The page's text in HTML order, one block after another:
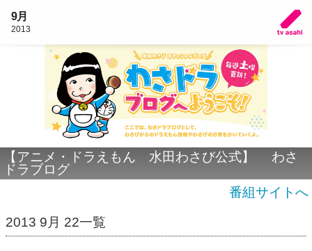
9月
2013
【アニメ・ドラえもん 水田わさび公式】 わさ
ドラブログ
番組サイトへ
2013 9月 22一覧